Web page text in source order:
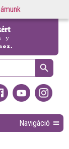
Search Button
Navigáció